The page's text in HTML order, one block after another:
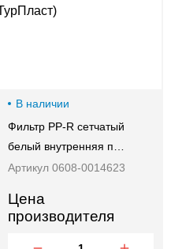
В наличии
Фильтр PP-R сетчатый
белый внутренняя п…
Артикул 0608-0014623
Цена
производителя